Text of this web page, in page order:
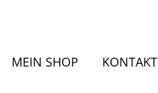
MEIN SHOP KONTAKT